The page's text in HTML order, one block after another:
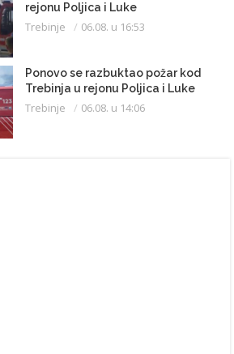
rejonu Poljica i Luke
Trebinje 06.08. u 16:53
Ponovo se razbuktao požar kod
Trebinja u rejonu Poljica i Luke
Trebinje 06.08. u 14:06